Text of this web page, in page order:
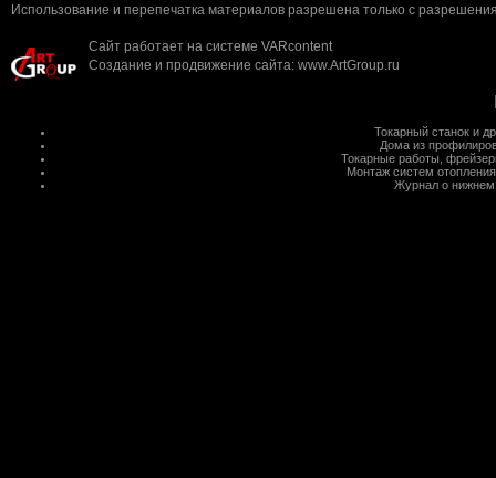
Использование и перепечатка материалов разрешена только с
Сайт работает на системе VARcontent
Создание и продвижение сайта: www.ArtGroup.ru
Токарный станок и
Дома из
Токарные работы
Монтаж систем отопления
Журнал о нижнем